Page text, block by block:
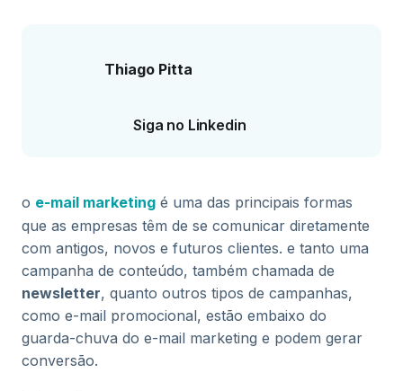
Thiago Pitta
Siga no Linkedin
o e-mail marketing é uma das principais formas
que as empresas têm de se comunicar diretamente
com antigos, novos e futuros clientes. e tanto uma
campanha de conteúdo, também chamada de
newsletter, quanto outros tipos de campanhas,
como e-mail promocional, estão embaixo do
guarda-chuva do e-mail marketing e podem gerar
conversão.